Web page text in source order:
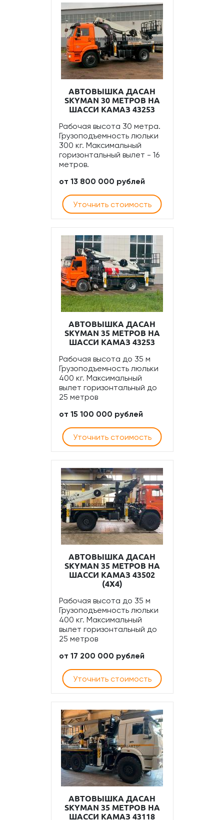
АВТОВЫШКА ДАСАН
SKYMAN 30 МЕТРОВ НА
ШАССИ КАМАЗ 43253
Рабочая высота 30 метра.
Грузоподъемность люльки
300 кг. Максимальный
горизонтальный вылет - 16
метров.
от 13 800 000 рублей
Уточнить стоимость
АВТОВЫШКА ДАСАН
SKYMAN 35 МЕТРОВ НА
ШАССИ КАМАЗ 43253
Рабочая высота до 35 м
Грузоподъемность люльки
400 кг. Максимальный
вылет горизонтальный до
25 метров
от 15 100 000 рублей
Уточнить стоимость
АВТОВЫШКА ДАСАН
SKYMAN 35 МЕТРОВ НА
ШАССИ КАМАЗ 43502
(4Х4)
Рабочая высота до 35 м
Грузоподъемность люльки
400 кг. Максимальный
вылет горизонтальный до
25 метров
от 17 200 000 рублей
Уточнить стоимость
АВТОВЫШКА ДАСАН
SKYMAN 35 МЕТРОВ НА
ШАССИ КАМАЗ 43118